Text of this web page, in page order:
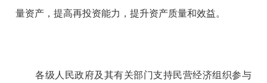
量资产，提高再投资能力，提升资产质量和效益。
各级人民政府及其有关部门支持民营经济组织参与